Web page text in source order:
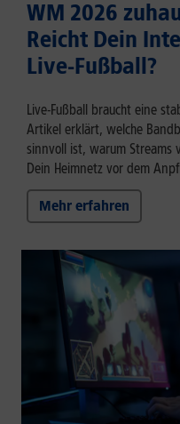
WM 2026
Reicht Dein
Live-Fußball?
Live-Fußball braucht eine
Artikel erklärt, welche
sinnvoll ist, warum Streams
Dein Heimnetz vor dem
Mehr erfahren